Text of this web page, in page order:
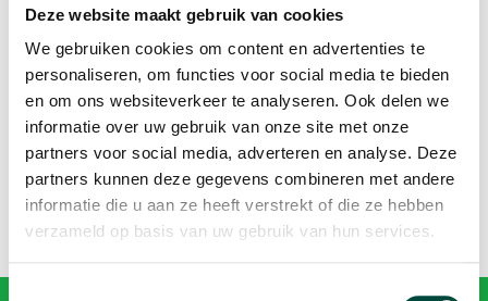
Deze website maakt gebruik van cookies
We gebruiken cookies om content en advertenties te
personaliseren, om functies voor social media te bieden
en om ons websiteverkeer te analyseren. Ook delen we
informatie over uw gebruik van onze site met onze
partners voor social media, adverteren en analyse. Deze
partners kunnen deze gegevens combineren met andere
informatie die u aan ze heeft verstrekt of die ze hebben
verzameld op basis van uw gebruik van hun services.
Het volgende webinar op donderdag 3 december is de
start van de nieuwe serie. Het thema is 'Lekker in je vel'
en in het eerste webinar gaat het vooral over bewuste
en onbewuste keuzes.